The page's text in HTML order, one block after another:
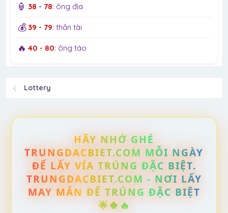
🏮 38 - 78: ông địa
💰 39 - 79: thần tài
🔥 40 - 80: ông táo
Lottery
HÃY NHỚ GHÉ
TRUNGDACBIET.COM MỖI NGÀY
ĐỂ LẤY VÍA TRÚNG ĐẶC BIỆT.
TRUNGDACBIET.COM - NƠI LẤY
MAY MẮN ĐỂ TRÚNG ĐẶC BIỆT
🌟🍀🔥